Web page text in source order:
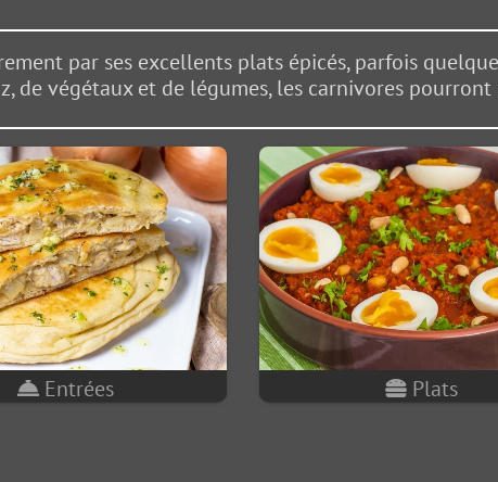
par ses excellents plats épicés, parfois
de végétaux et de légumes, les carnivores
Entrées Plats